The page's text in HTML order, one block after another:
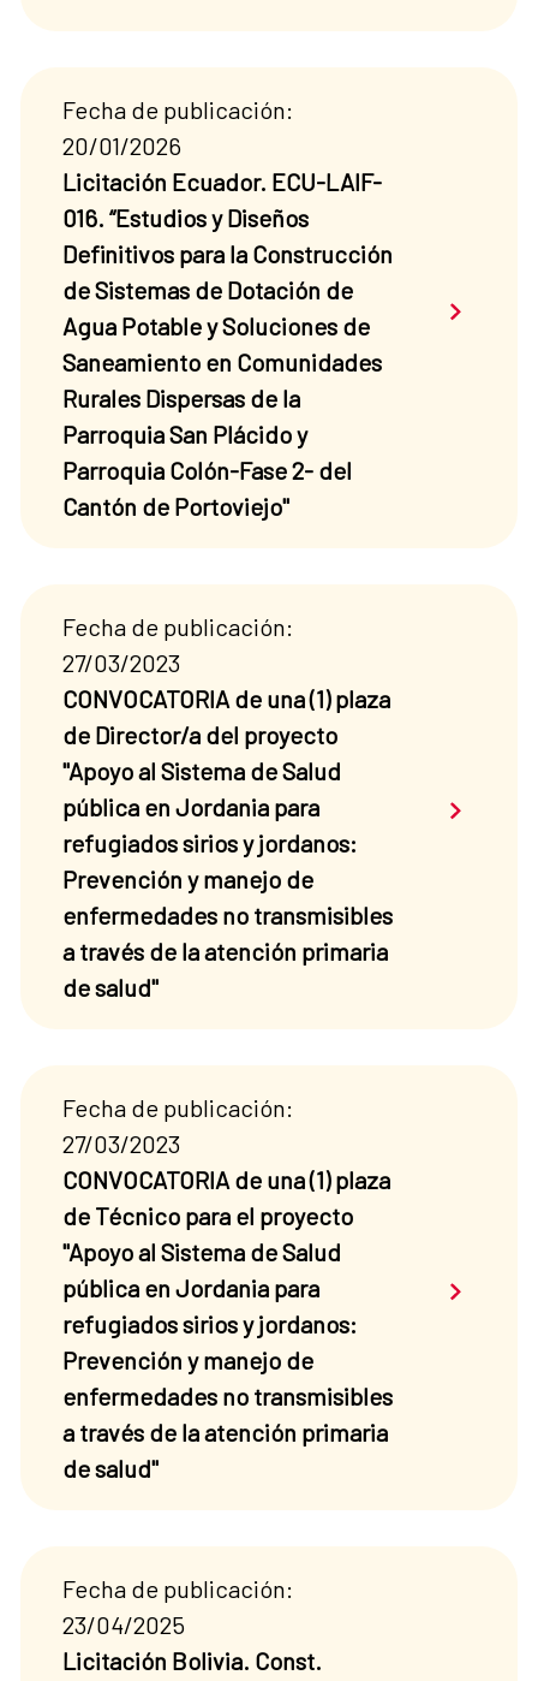
Fecha de publicación:
20/01/2026
Licitación Ecuador. ECU-LAIF-
016. “Estudios y Diseños
Definitivos para la Construcción
de Sistemas de Dotación de
Agua Potable y Soluciones de
Saneamiento en Comunidades
Rurales Dispersas de la
Parroquia San Plácido y
Parroquia Colón-Fase 2- del
Cantón de Portoviejo"
Saber
Fecha de publicación:
27/03/2023
CONVOCATORIA de una (1) plaza
de Director/a del proyecto
"Apoyo al Sistema de Salud
pública en Jordania para
refugiados sirios y jordanos:
Prevención y manejo de
enfermedades no transmisibles
a través de la atención primaria
de salud"
Saber
Fecha de publicación:
27/03/2023
CONVOCATORIA de una (1) plaza
de Técnico para el proyecto
"Apoyo al Sistema de Salud
pública en Jordania para
refugiados sirios y jordanos:
Prevención y manejo de
enfermedades no transmisibles
a través de la atención primaria
de salud"
Saber
Fecha de publicación:
23/04/2025
Licitación Bolivia. Const.